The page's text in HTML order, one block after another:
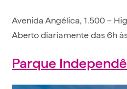
Avenida Angélica, 1.500 –
Aberto diariamente das 6h
Parque